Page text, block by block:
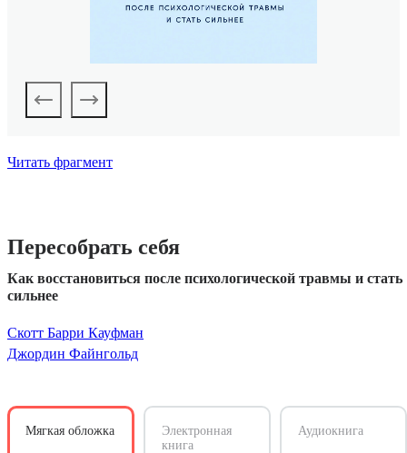
Читать фрагмент
Пересобрать себя
Как восстановиться после психологической травмы и стать
сильнее
Скотт Барри Кауфман
Джордин Файнгольд
Мягкая обложка
Электронная
книга
Аудиокнига